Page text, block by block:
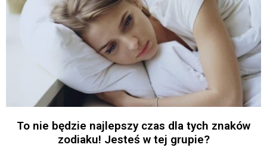
To nie będzie najlepszy czas dla tych znaków
zodiaku! Jesteś w tej grupie?